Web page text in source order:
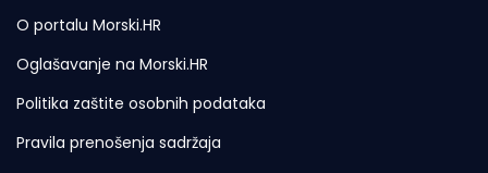
O portalu Morski.HR
Oglašavanje na Morski.HR
Politika zaštite osobnih podataka
Pravila prenošenja sadržaja